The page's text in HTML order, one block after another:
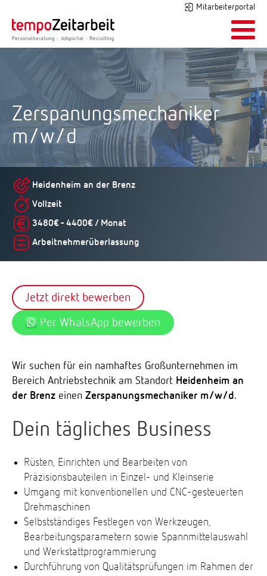
Mitarbeiterportal
Zerspanungsmechaniker
m/w/d
Heidenheim an der Brenz
Vollzeit
3480€ - 4400€ / Monat
Arbeitnehmerüberlassung
Jetzt direkt bewerben
Per WhatsApp bewerben
Wir suchen für ein namhaftes Großunternehmen im
Bereich Antriebstechnik am Standort Heidenheim an
der Brenz einen Zerspanungsmechaniker m/w/d.
Dein tägliches Business
Rüsten, Einrichten und Bearbeiten von
Präzisionsbauteilen in Einzel- und Kleinserie
Umgang mit konventionellen und CNC-gesteuerten
Drehmaschinen
Selbstständiges Festlegen von Werkzeugen,
Bearbeitungsparametern sowie Spannmittelauswahl
und Werkstattprogrammierung
Durchführung von Qualitätsprüfungen im Rahmen der